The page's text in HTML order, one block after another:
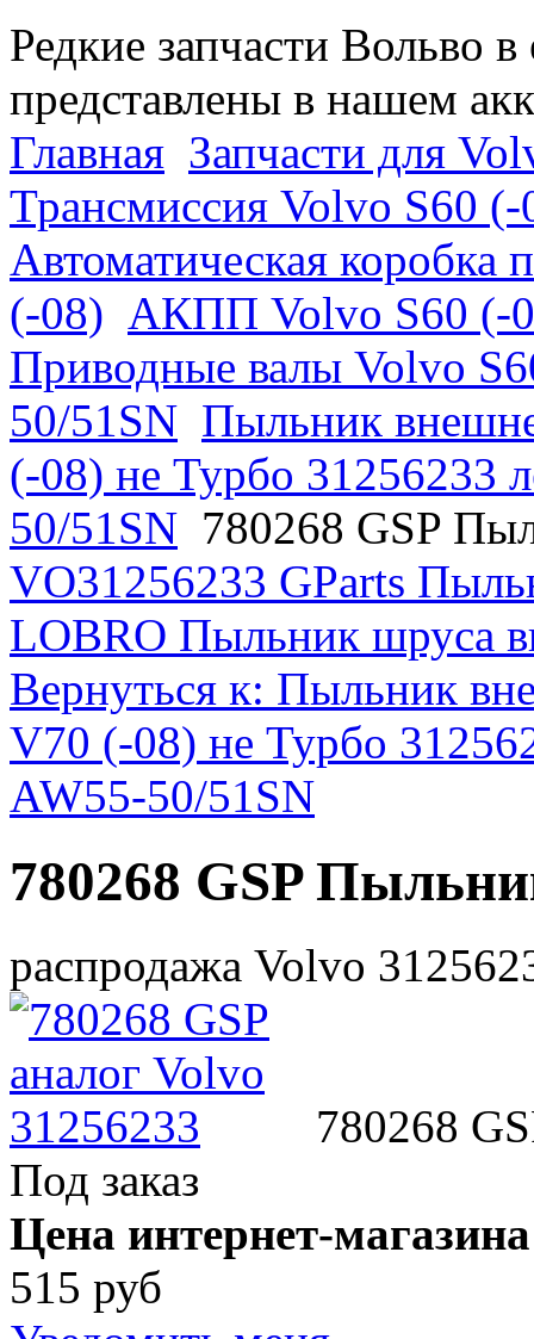
Редкие запчасти Вольво
представлены в нашем
Главная Запчасти для
Трансмиссия Volvo S60
Автоматическая коробка
(-08) АКПП Volvo S60 (-
Приводные валы Volvo
50/51SN Пыльник
(-08) не Турбо
50/51SN 780268 GSP
VO31256233 GParts
LOBRO Пыльник шруса
Вернуться к: Пыльник
V70 (-08) не Турбо
AW55-50/51SN
780268 GSP
распродажа Volvo
780268
Под заказ
Цена интернет-
515 руб